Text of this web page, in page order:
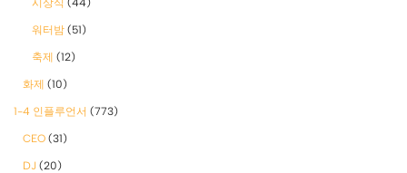
시상식 (44)
워터밤 (51)
축제 (12)
화제 (10)
1-4 인플루언서 (773)
CEO (31)
DJ (20)